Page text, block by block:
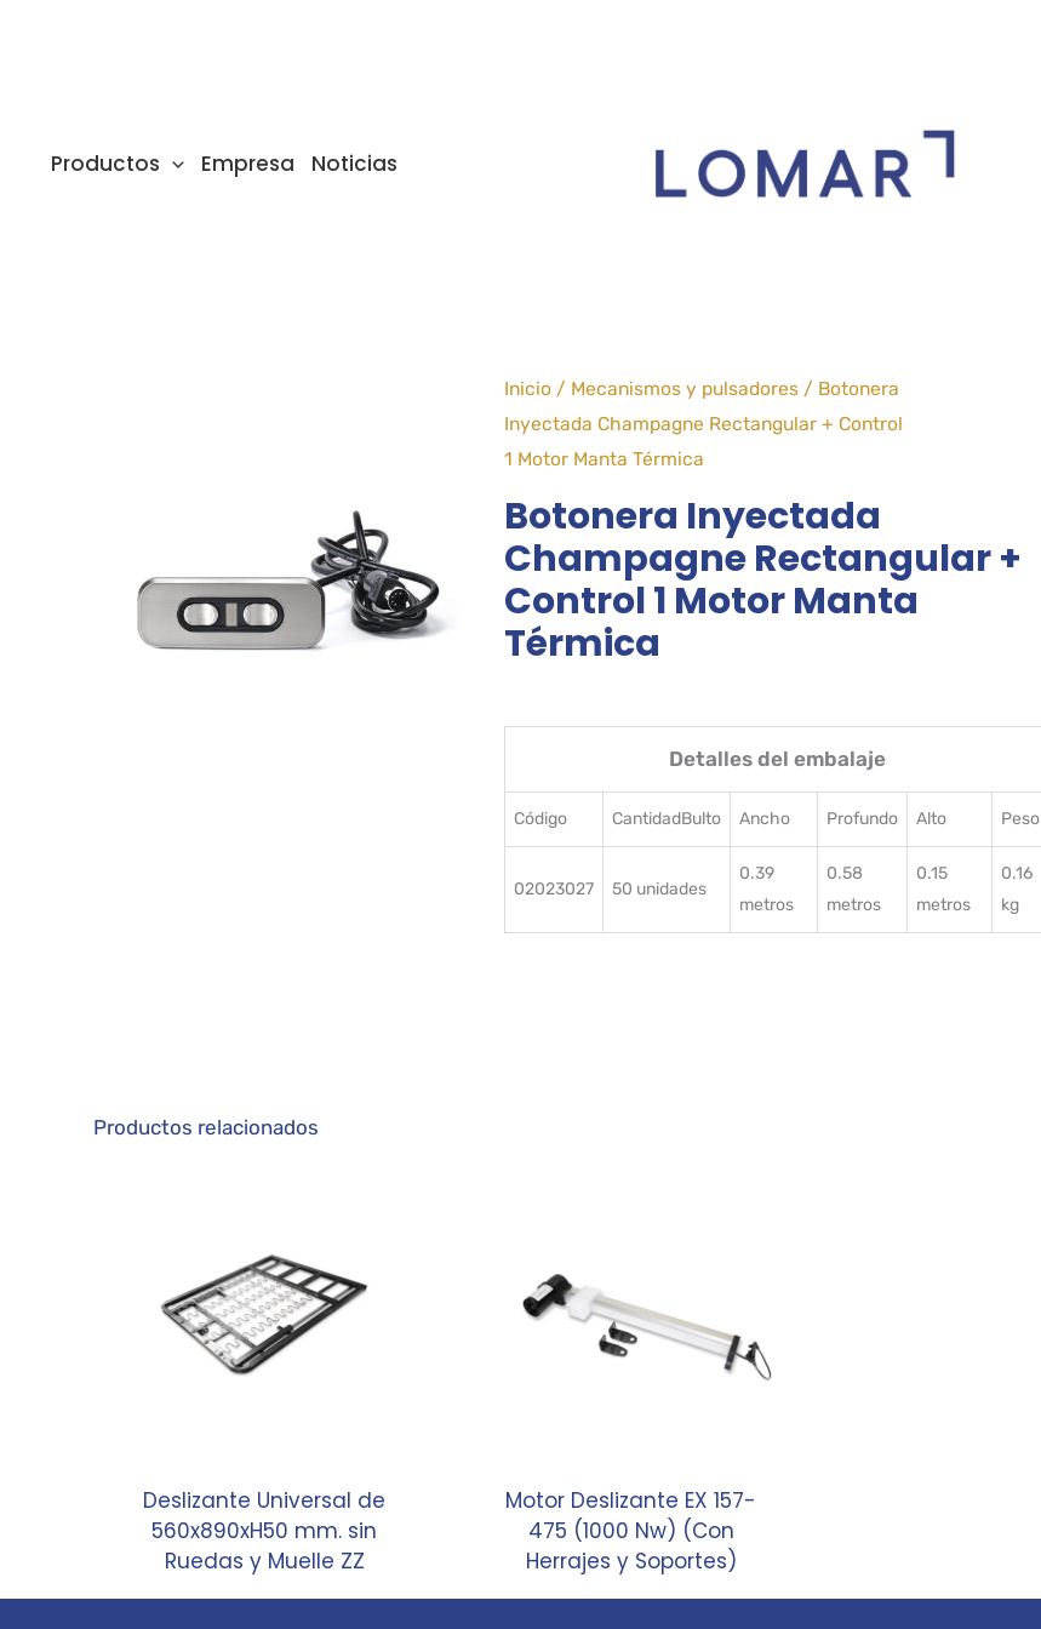
Productos Empresa Noticias
Inicio/ Mecanismos y pulsadores/ Botonera
Inyectada Champagne Rectangular + Control
1 Motor Manta Térmica
Botonera Inyectada
Champagne Rectangular +
Control 1 Motor Manta
Térmica
Detalles del embalaje
Código CantidadBulto Ancho Profundo Alto Peso
02023027 50 unidades
0.39
metros
0.58
metros
0.15
metros
0.16
kg
Productos relacionados
Deslizante Universal de
560x890xH50 mm. sin
Ruedas y Muelle ZZ
Motor Deslizante EX 157-
475 (1000 Nw) (Con
Herrajes y Soportes)